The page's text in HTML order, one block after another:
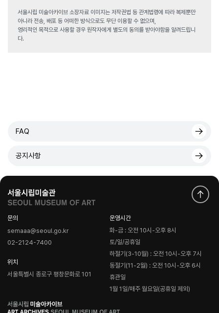
서울시립 미술아카이브 소장자료 이미지는 저작권법 등 관계법령에 따라 복제뿐만
아니라 전송, 배포 등 어떠한 방식으로도 무단 이용할 수 없으며,
영리적인 목적으로 사용할 경우 원작자에게 별도의 동의를 받아야함을 알려드립니
다.
FAQ
공지사항
문의
semaaa@seoul.go.kr
02-2124-7400
위치
서울특별시 종로구 평창문화로 101
운영시간
화-금 : 오전 10시-오후 8시
토/일/공휴일
하절기(3-10월) : 오전 10시-오후 7시
동절기(11-2월) : 오전 10시-오후 6시
휴관일
1월 1일/매주 월요일(공휴일 제외)
로
고